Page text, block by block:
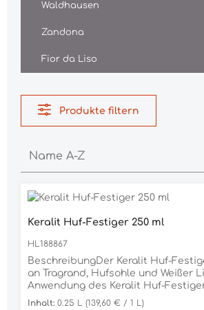
Waldhausen
Zandona
Fior da Liso
Produkte filtern
Keralit Huf-Festiger 250 ml
HL188867
BeschreibungDer Keralit Huf-
an Tragrand, Hufsohle und Weißer
Anwendung des Keralit Huf-
Horn gefestigt und wesentlich
Inhalt:0.25 L(139,60 € / 1 L)